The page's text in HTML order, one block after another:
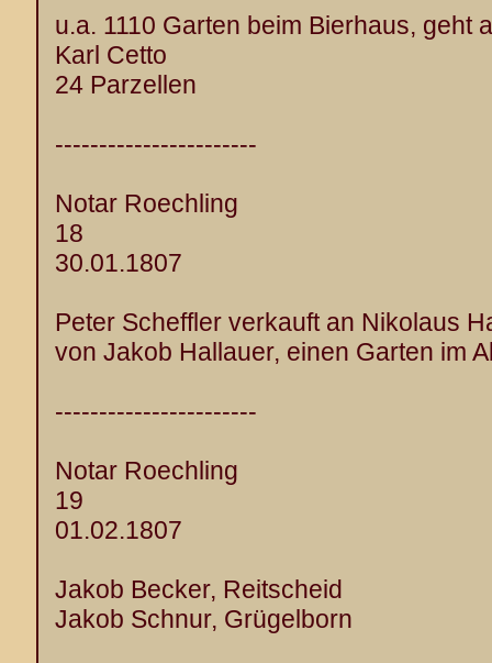
u.a. 1110 Garten beim Bierhaus, geht
Karl Cetto
24 Parzellen
-----------------------
Notar Roechling
18
30.01.1807
Peter Scheffler verkauft an Nikolaus
von Jakob Hallauer, einen Garten im
-----------------------
Notar Roechling
19
01.02.1807
Jakob Becker, Reitscheid
Jakob Schnur, Grügelborn